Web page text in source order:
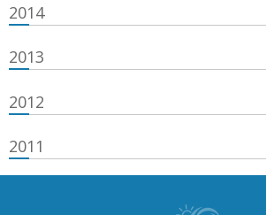
2014
2013
2012
2011